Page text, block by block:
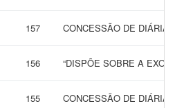
157 CONCESSÃO DE
156 “DISPÕE SOBRE A
155 CONCESSÃO DE